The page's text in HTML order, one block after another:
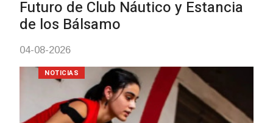
mayores